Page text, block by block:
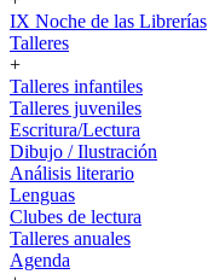
IX Noche de las Librerías
Talleres
+
Talleres infantiles
Talleres juveniles
Escritura/Lectura
Dibujo / Ilustración
Análisis literario
Lenguas
Clubes de lectura
Talleres anuales
Agenda